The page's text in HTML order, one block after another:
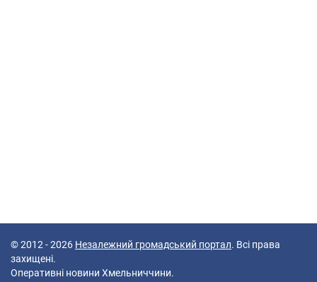
© 2012 - 2026 Незалежний громадський портал. Всі права
захищені.
Оперативні новини Хмельниччини.